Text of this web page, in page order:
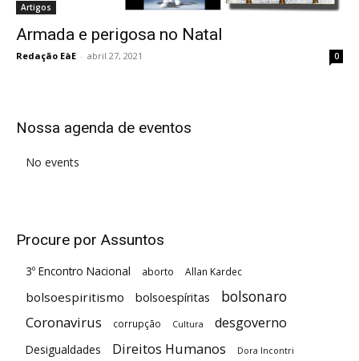
Artigos
Armada e perigosa no Natal
Redação EàE - abril 27, 2021 0
Nossa agenda de eventos
No events
Procure por Assuntos
3º Encontro Nacional aborto Allan Kardec
bolsoespiritismo bolsoespíritas bolsonaro
Coronavirus corrupção Cultura desgoverno
Desigualdades Direitos Humanos Dora Incontri